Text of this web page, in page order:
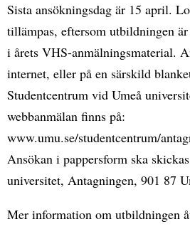
Sista ansökningsdag är 15 april.
tillämpas, eftersom utbildningen
i årets VHS-anmälningsmaterial.
internet, eller på en särskild
Studentcentrum vid Umeå
webbanmälan finns på:
www.umu.se/studentcentrum/
Ansökan i pappersform ska
universitet, Antagningen, 901 87
Mer information om utbildningen